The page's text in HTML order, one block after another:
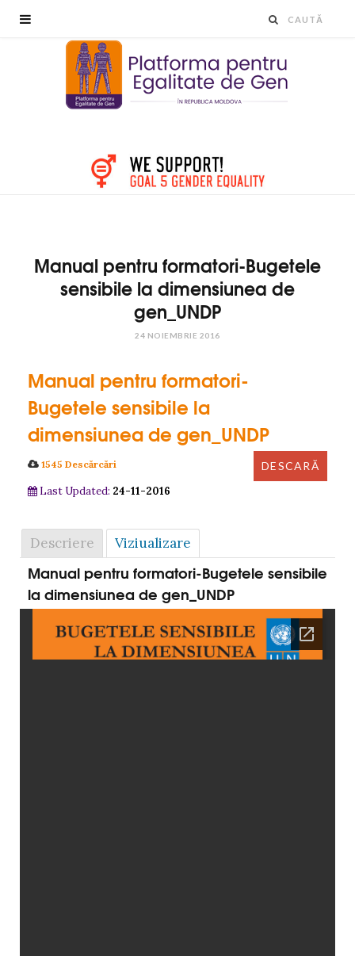
Manual pentru formatori-Bugetele
sensibile la dimensiunea de
gen_UNDP
24 NOIEMBRIE 2016
Manual pentru formatori-
Bugetele sensibile la
dimensiunea de gen_UNDP
1545 Descărcări
Last Updated: 24-11-2016
Descriere Viziualizare
Manual pentru formatori-Bugetele sensibile
la dimensiunea de gen_UNDP